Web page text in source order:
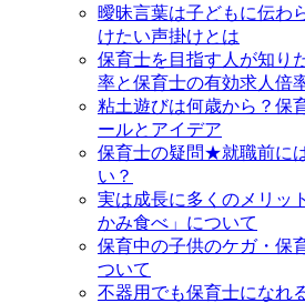
曖昧言葉は子どもに伝わ
けたい声掛けとは
保育士を目指す人が知り
率と保育士の有効求人倍
粘土遊びは何歳から？保
ールとアイデア
保育士の疑問★就職前に
い？
実は成長に多くのメリッ
かみ食べ」について
保育中の子供のケガ・保
ついて
不器用でも保育士になれ